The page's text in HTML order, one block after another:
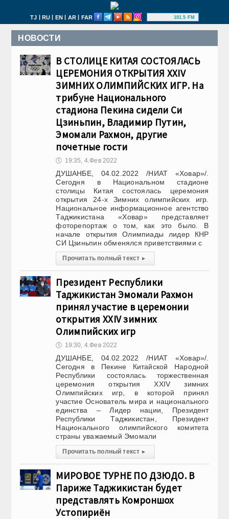
TJ | RU | EN | AR | FAR 101.5 FM
НОВОСТИ
В СТОЛИЦЕ КИТАЯ СОСТОЯЛАСЬ
ЦЕРЕМОНИЯ ОТКРЫТИЯ XXIV
ЗИМНИХ ОЛИМПИЙСКИХ ИГР. На
трибуне Национального
стадиона Пекина сидели Си
Цзиньпин, Владимир Путин,
Эмомали Рахмон, другие
почетные гости
🕔 19:35, 4.Фев 2022
ДУШАНБЕ, 04.02.2022 /НИАТ «Ховар»/.
Сегодня в Национальном стадионе
столицы Китая состоялась церемония
открытия 24-х Зимних олимпийских игр.
Национальное информационное агентство
Таджикистана «Ховар» представляет
фоторепортаж о том, как это было. В
начале открытия Олимпиады лидер КНР
СИ Цзиньпин обменялся приветствиями с
Прочитать полный текст ▸
Президент Республики
Таджикистан Эмомали Рахмон
принял участие в церемонии
открытия XXIV зимних
Олимпийских игр
🕔 19:30, 4.Фев 2022
ДУШАНБЕ, 04.02.2022 /НИАТ «Ховар»/.
Сегодня в Пекине Китайской Народной
Республики состоялась торжественная
церемония открытия XXIV зимних
Олимпийских игр, в которой принял
участие Основатель мира и национального
единства – Лидер нации, Президент
Республики Таджикистан, Президент
Национального олимпийского комитета
страны уважаемый Эмомали
Прочитать полный текст ▸
МИРОВОЕ ТУРНЕ ПО ДЗЮДО. В
Париже Таджикистан будет
представлять Комроншох
Устопириён